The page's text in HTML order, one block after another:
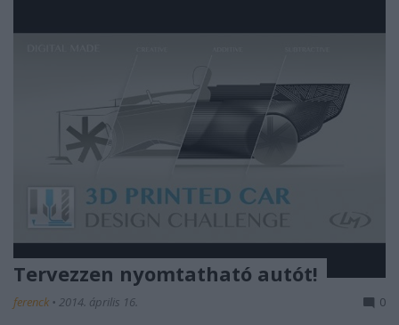
Tervezzen nyomtatható autót!
ferenck • 2014. április 16. 0